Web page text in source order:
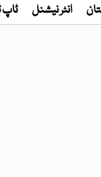
انٹر نیشنل ٹاپ